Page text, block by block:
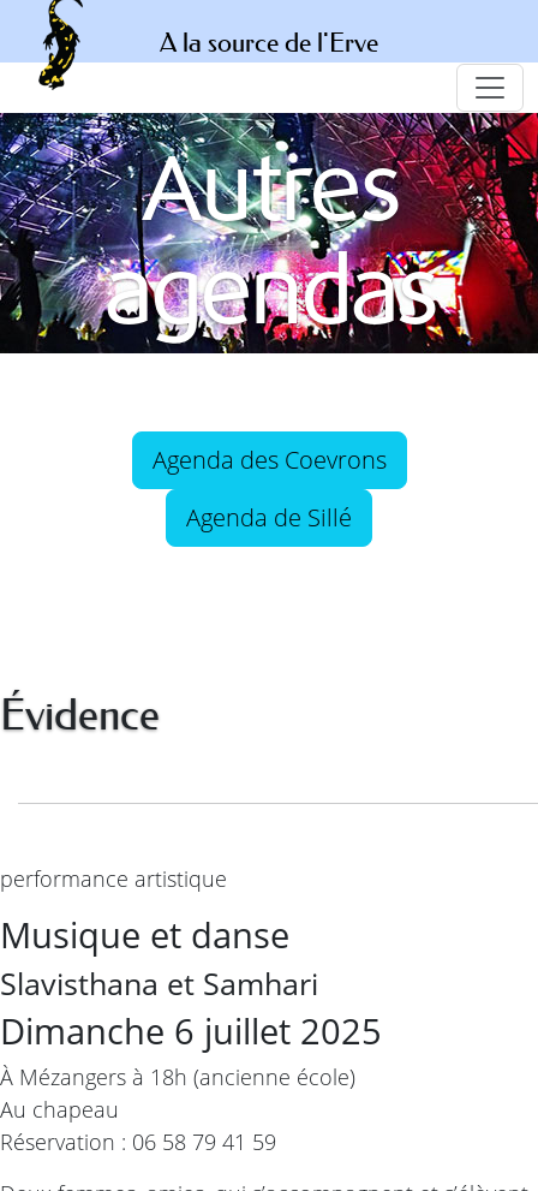
A la source de l'Erve
Autres
agendas
Agenda des Coevrons
Agenda de Sillé
Évidence
performance artistique
Musique et danse
Slavisthana et Samhari
Dimanche 6 juillet 2025
À Mézangers à 18h (ancienne école)
Au chapeau
Réservation : 06 58 79 41 59